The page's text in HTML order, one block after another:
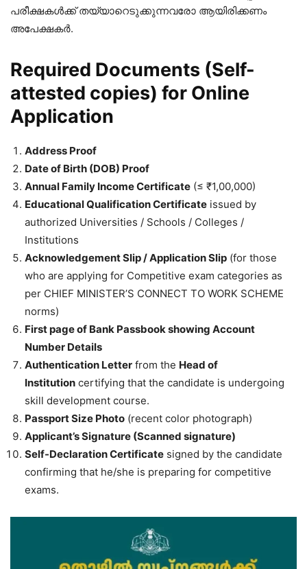
പരീക്ഷകൾക്ക് തയ്യാറെടുക്കുന്നവരോ ആയിരിക്കണം
അപേക്ഷകർ.
Required Documents (Self-
attested copies) for Online
Application
Address Proof
Date of Birth (DOB) Proof
Annual Family Income Certificate (≤ ₹1,00,000)
Educational Qualification Certificate issued by
authorized Universities / Schools / Colleges /
Institutions
Acknowledgement Slip / Application Slip (for those
who are applying for Competitive exam categories as
per CHIEF MINISTER’S CONNECT TO WORK SCHEME
norms)
First page of Bank Passbook showing Account
Number Details
Authentication Letter from the Head of
Institution certifying that the candidate is undergoing
skill development course.
Passport Size Photo (recent color photograph)
Applicant’s Signature (Scanned signature)
Self-Declaration Certificate signed by the candidate
confirming that he/she is preparing for competitive
exams.